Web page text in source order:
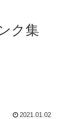
ク集
2021.01.02